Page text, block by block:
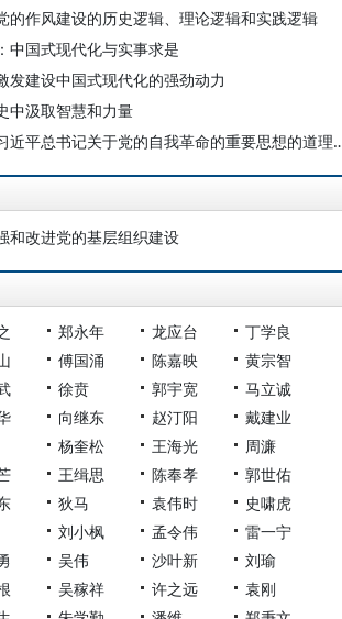
的作风建设的历史逻辑、理论逻辑和实践逻辑
中国式现代化与实事求是
发建设中国式现代化的强劲动力
中汲取智慧和力量
欧阳淞：深入学习习近平总书
和改进党的基层组织建设
郑永年 龙应台
丁学良
傅国涌 陈嘉映
黄宗智
徐贲 郭宇宽
马立诚
向继东 赵汀阳
戴建业
杨奎松 王海光
周濂
王缉思 陈奉孝
郭世佑
狄马 袁伟时
史啸虎
刘小枫 孟令伟
雷一宁
吴伟 沙叶新
刘瑜
吴稼祥 许之远
袁刚